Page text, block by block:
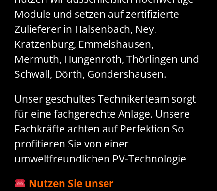
Module und setzen auf zertifizierte
Zulieferer in Halsenbach, Ney,
Kratzenburg, Emmelshausen,
Mermuth, Hungenroth, Thörlingen und
Schwall, Dörth, Gondershausen.
Unser geschultes Technikerteam sorgt
für eine fachgerechte Anlage. Unsere
Fachkräfte achten auf Perfektion So
profitieren Sie von einer
umweltfreundlichen PV-Technologie
Nutzen Sie unser